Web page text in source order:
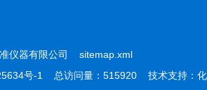
仪器有限公司 sitemap.xml
号-1 总访问量：515920 技术支持： 化